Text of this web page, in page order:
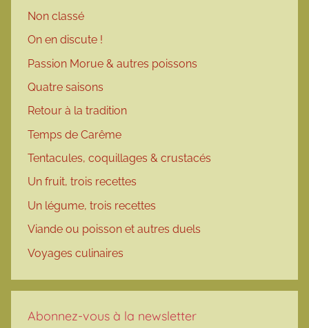
Non classé
On en discute !
Passion Morue & autres poissons
Quatre saisons
Retour à la tradition
Temps de Carême
Tentacules, coquillages & crustacés
Un fruit, trois recettes
Un légume, trois recettes
Viande ou poisson et autres duels
Voyages culinaires
Abonnez-vous à la newsletter